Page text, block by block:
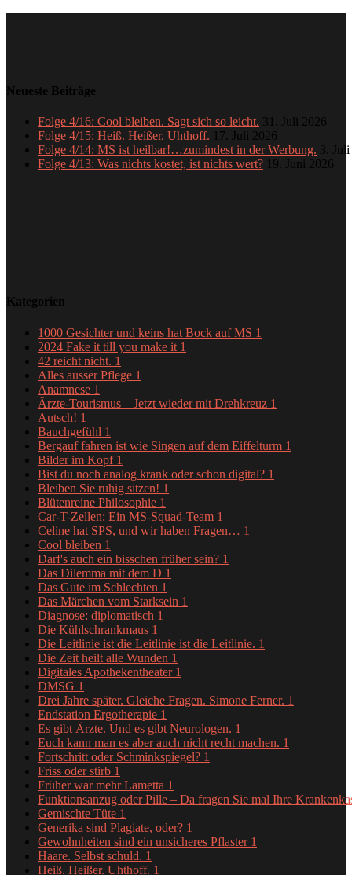
Neueste Beiträge
Folge 4/16: Cool bleiben. Sagt sich so leicht. 31. Juli 2026
Folge 4/15: Heiß. Heißer. Uhthoff. 17. Juli 2026
Folge 4/14: MS ist heilbar!…zumindest in der Werbung. 3.
Folge 4/13: Was nichts kostet, ist nichts wert? 19. Juni 2026
Kategorien
1000 Gesichter und keins hat Bock auf MS 1
2024 Fake it till you make it 1
42 reicht nicht. 1
Alles ausser Pflege 1
Anamnese 1
Ärzte-Tourismus – Jetzt wieder mit Drehkreuz 1
Autsch! 1
Bauchgefühl 1
Bergauf fahren ist wie Singen auf dem Eiffelturm 1
Bilder im Kopf 1
Bist du noch analog krank oder schon digital? 1
Bleiben Sie ruhig sitzen! 1
Blütenreine Philosophie 1
Car-T-Zellen: Ein MS-Squad-Team 1
Celine hat SPS, und wir haben Fragen… 1
Cool bleiben 1
Darf's auch ein bisschen früher sein? 1
Das Dilemma mit dem D 1
Das Gute im Schlechten 1
Das Märchen vom Starksein 1
Diagnose: diplomatisch 1
Die Kühlschrankmaus 1
Die Leitlinie ist die Leitlinie ist die Leitlinie. 1
Die Zeit heilt alle Wunden 1
Digitales Apothekentheater 1
DMSG 1
Drei Jahre später. Gleiche Fragen. Simone Ferner. 1
Endstation Ergotherapie 1
Es gibt Ärzte. Und es gibt Neurologen. 1
Euch kann man es aber auch nicht recht machen. 1
Fortschritt oder Schminkspiegel? 1
Friss oder stirb 1
Früher war mehr Lametta 1
Funktionsanzug oder Pille – Da fragen Sie mal Ihre
Gemischte Tüte 1
Generika sind Plagiate, oder? 1
Gewohnheiten sind ein unsicheres Pflaster 1
Haare. Selbst schuld. 1
Heiß. Heißer. Uhthoff. 1